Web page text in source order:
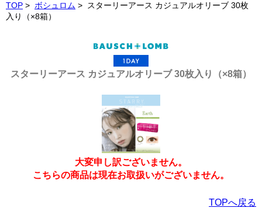
TOP > ボシュロム >
スターリーアース カジュアルオリーブ 30枚
入り（×8箱）
スターリーアース カジュアルオリーブ 30枚入り（×8箱）
大変申し訳ございません。
こちらの商品は現在お取扱いがございません。
TOPへ戻る